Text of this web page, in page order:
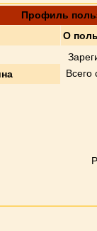
Профиль
О